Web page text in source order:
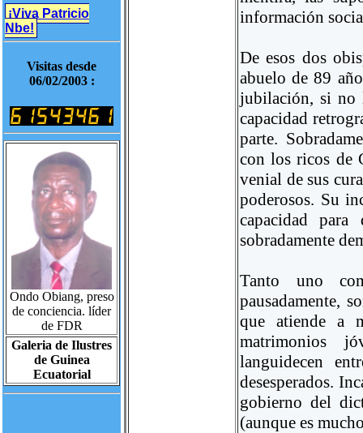
¡Viva Patricio
Nbe!
Visitas desde
06/02/2003 :
Ondo Obiang, preso
de conciencia. líder
de FDR
Galeria de Ilustres
de Guinea
Ecuatorial
información
De esos dos
abuelo de 89
jubilación, si no
capacidad
parte.
con los ricos de
venial de sus
poderosos. Su
capacidad
sobradamente
Tanto uno
pausadamente,
que atiende a
matrimonios
languidecen
desesperados.
gobierno del
(aunque es